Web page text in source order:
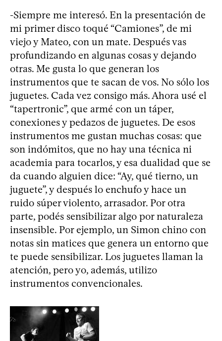
-Siempre me interesó. En la presentación de
mi primer disco toqué “Camiones”, de mi
viejo y Mateo, con un mate. Después vas
profundizando en algunas cosas y dejando
otras. Me gusta lo que generan los
instrumentos que te sacan de vos. No sólo los
juguetes. Cada vez consigo más. Ahora usé el
“tapertronic”, que armé con un táper,
conexiones y pedazos de juguetes. De esos
instrumentos me gustan muchas cosas: que
son indómitos, que no hay una técnica ni
academia para tocarlos, y esa dualidad que se
da cuando alguien dice: “Ay, qué tierno, un
juguete”, y después lo enchufo y hace un
ruido súper violento, arrasador. Por otra
parte, podés sensibilizar algo por naturaleza
insensible. Por ejemplo, un Simon chino con
notas sin matices que genera un entorno que
te puede sensibilizar. Los juguetes llaman la
atención, pero yo, además, utilizo
instrumentos convencionales.